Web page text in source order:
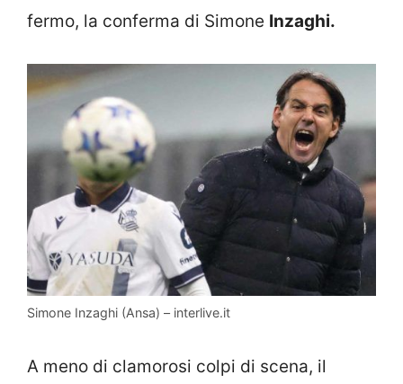
fermo, la conferma di Simone Inzaghi.
Simone Inzaghi (Ansa) – interlive.it
A meno di clamorosi colpi di scena, il